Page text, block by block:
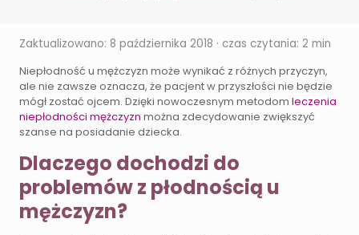
Zaktualizowano: 8 października 2018 · czas czytania: 2 min
Niepłodność u mężczyzn może wynikać z różnych przyczyn,
ale nie zawsze oznacza, że pacjent w przyszłości nie będzie
mógł zostać ojcem. Dzięki nowoczesnym metodom leczenia
niepłodności mężczyzn można zdecydowanie zwiększyć
szanse na posiadanie dziecka.
Dlaczego dochodzi do
problemów z płodnością u
mężczyzn?